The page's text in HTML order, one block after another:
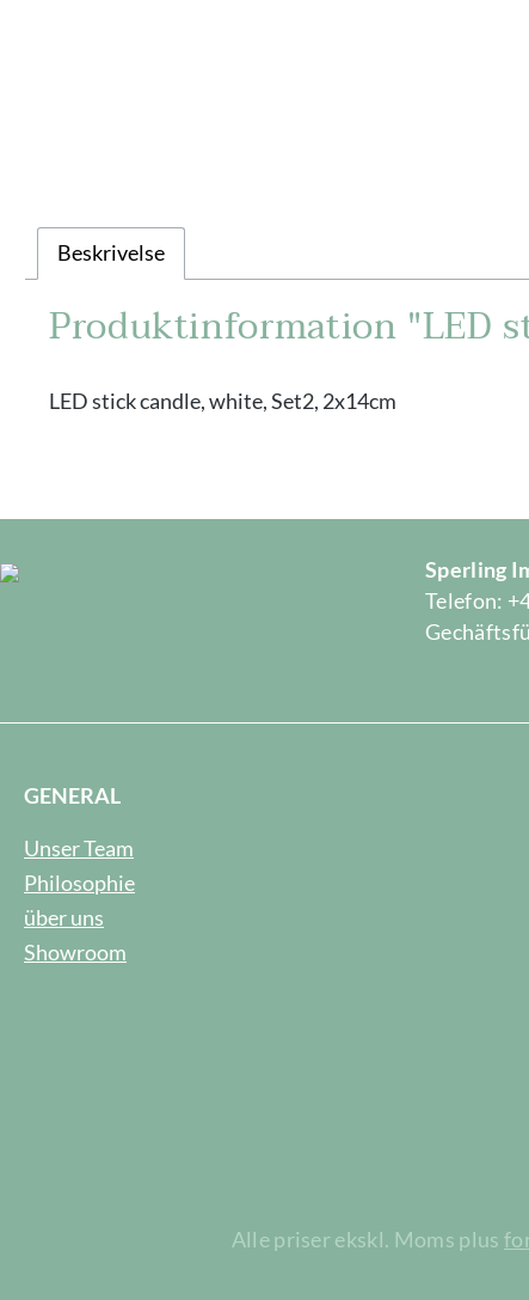
Beskrivelse
Produktinformation "LED
LED stick candle, white, Set2, 2x14cm
Sperling
Telefon:
GENERAL
Unser Team
Philosophie
über uns
Showroom
Alle priser ekskl. Moms plus